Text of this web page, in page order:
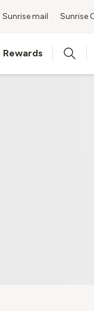
Sunrise mail Sunrise
Rewards